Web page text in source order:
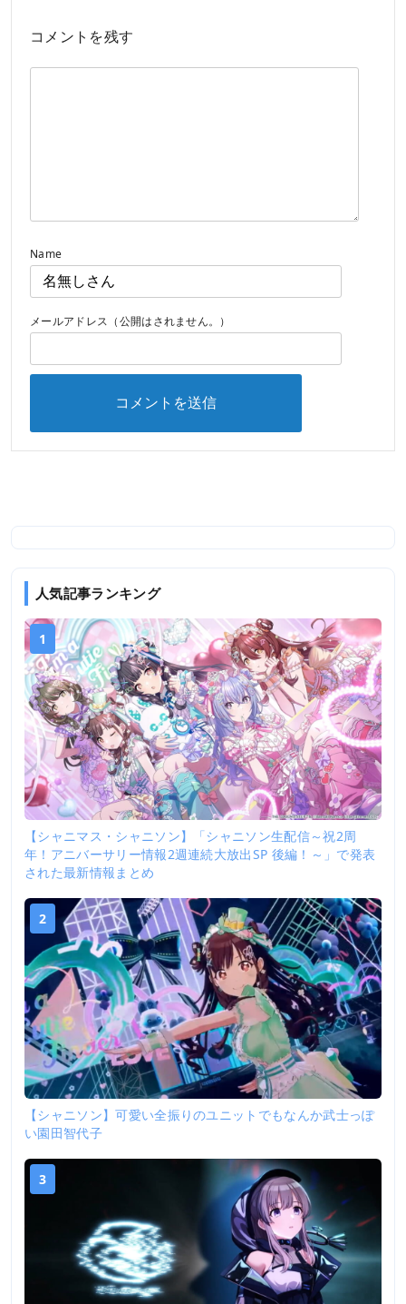
コメントを残す
Name
メールアドレス（公開はされません。）
人気記事ランキング
1
【シャニマス・シャニソン】「シャニソン生配信～祝2周
年！アニバーサリー情報2週連続大放出SP 後編！～」で発表
された最新情報まとめ
2
【シャニソン】可愛い全振りのユニットでもなんか武士っぽ
い園田智代子
3